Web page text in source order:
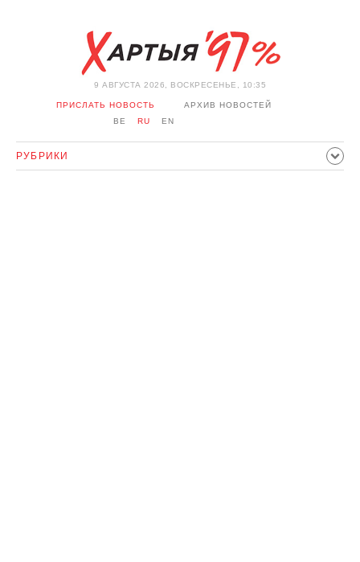
9 АВГУСТА 2026, ВОСКРЕСЕНЬЕ, 10:35
ПРИСЛАТЬ НОВОСТЬ
АРХИВ НОВОСТЕЙ
BE
RU EN
РУБРИКИ